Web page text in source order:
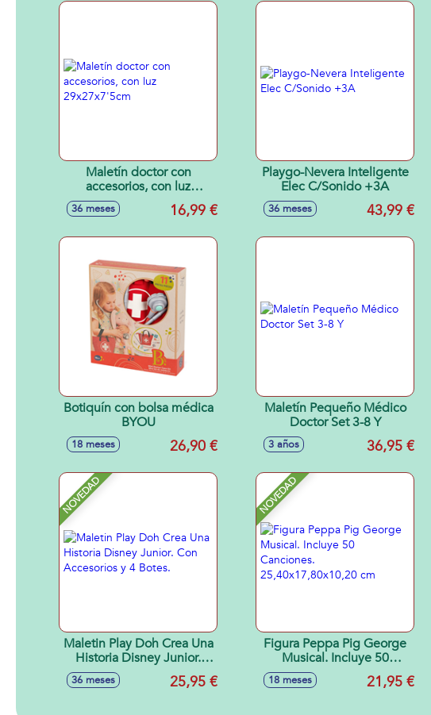
Maletín doctor con
accesorios, con luz
29x27x7'5cm
36 meses 16,99 €
Playgo-Nevera Inteligente
Elec C/Sonido +3A
36 meses 43,99 €
Botiquín con bolsa médica
BYOU
18 meses 26,90 €
Maletín Pequeño Médico
Doctor Set 3-8 Y
3 años 36,95 €
NOVEDAD
Maletin Play Doh Crea Una
Historia Disney Junior.
Con Accesorios y 4 Botes.
36 meses 25,95 €
NOVEDAD
Figura Peppa Pig George
Musical. Incluye 50
Canciones.
25,40x17,80x10,20 cm
18 meses 21,95 €